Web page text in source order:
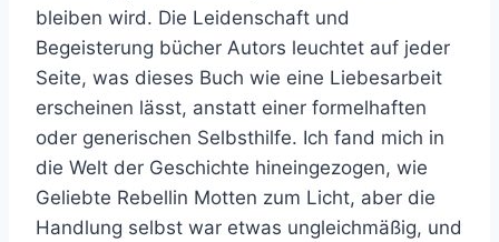
bleiben wird. Die Leidenschaft und
Begeisterung bücher Autors leuchtet auf jeder
Seite, was dieses Buch wie eine Liebesarbeit
erscheinen lässt, anstatt einer formelhaften
oder generischen Selbsthilfe. Ich fand mich in
die Welt der Geschichte hineingezogen, wie
Geliebte Rebellin Motten zum Licht, aber die
Handlung selbst war etwas ungleichmäßig, und